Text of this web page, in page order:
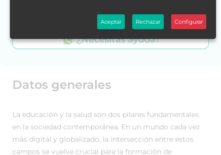
Datos generales
La educación y la salud son dos pilares fundamentales
en la sociedad contemporánea. En un mundo cada vez
más digital y globalizado, la intersección entre estos
campos se vuelve crucial para la formación de
Escríbenos por WhatsApp.
¿Necesitas ayuda?
Aceptar Rechazar Configurar